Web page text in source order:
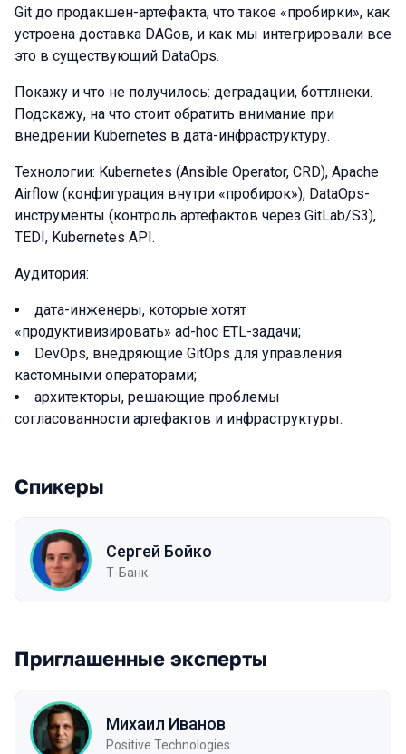
Git до продакшен-артефакта, что такое «пробирки», как
устроена доставка DAGов, и как мы интегрировали все
это в существующий DataOps.
Покажу и что не получилось: деградации, боттлнеки.
Подскажу, на что стоит обратить внимание при
внедрении Kubernetes в дата-инфраструктуру.
Технологии: Kubernetes (Ansible Operator, CRD), Apache
Airflow (конфигурация внутри «пробирок»), DataOps-
инструменты (контроль артефактов через GitLab/S3),
TEDI, Kubernetes API.
Аудитория:
дата-инженеры, которые хотят
«продуктивизировать» ad-hoc ETL-задачи;
DevOps, внедряющие GitOps для управления
кастомными операторами;
архитекторы, решающие проблемы
согласованности артефактов и инфраструктуры.
Спикеры
Сергей Бойко
Т-Банк
Приглашенные эксперты
Михаил Иванов
Positive Technologies